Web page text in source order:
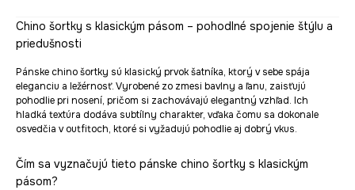
Chino šortky s klasickým pásom – pohodlné spojenie štýlu a
priedušnosti
Pánske chino šortky sú klasický prvok šatníka, ktorý v sebe spája
eleganciu a ležérnosť. Vyrobené zo zmesi bavlny a ľanu, zaisťujú
pohodlie pri nosení, pričom si zachovávajú elegantný vzhľad. Ich
hladká textúra dodáva subtílny charakter, vďaka čomu sa dokonale
osvedčia v outfitoch, ktoré si vyžadujú pohodlie aj dobrý vkus.
Čím sa vyznačujú tieto pánske chino šortky s klasickým
pásom?